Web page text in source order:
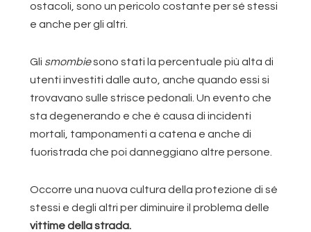
ostacoli, sono un pericolo costante per sé stessi
e anche per gli altri.
Gli smombiesono stati la percentuale più alta di
utenti investiti dalle auto, anche quando essi si
trovavano sulle strisce pedonali. Un evento che
sta degenerando e che è causa di incidenti
mortali, tamponamenti a catena e anche di
fuoristrada che poi danneggiano altre persone.
Occorre una nuova cultura della protezione di sé
stessi e degli altri per diminuire il problema delle
vittime della strada.